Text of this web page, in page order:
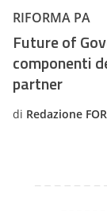
RIFORMA PA
Future of
componenti
partner
di Redazione